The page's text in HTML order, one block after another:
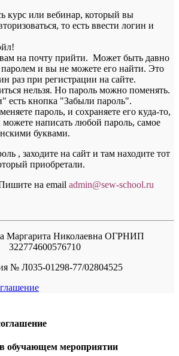
курс или вебинар, который вы
то есть ввести логин и
на почту прийти. Может быть давно
и вы не можете его найти. Это
раз при регистрации на сайте.
нельзя. Но пароль можно поменять.
есть кнопка "Забыли пароль".
пароль, и сохраняете его куда-то,
написать любой пароль, самое
буквами.
, заходите на сайт и там находите тот
приобретали.
на email admin@sew-school.ru
Маргарита Николаевна ОГРНИП
322774600576710
№ Л035-01298-77/02804525
обучающем мероприятии